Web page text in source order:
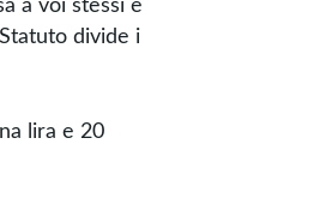
a voi stessi e
divide i
lira e 20